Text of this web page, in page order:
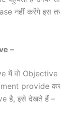
नहीं करेंगे इस
–
में वो
provide
है, इसे देखते हैं –